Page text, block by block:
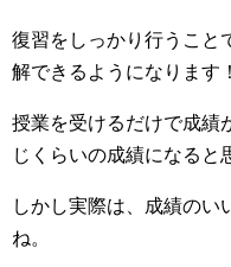
復習をしっかり行うこと
解できるようになります！
授業を受けるだけで成績
じくらいの成績になると
しかし実際は、成績のい
ね。